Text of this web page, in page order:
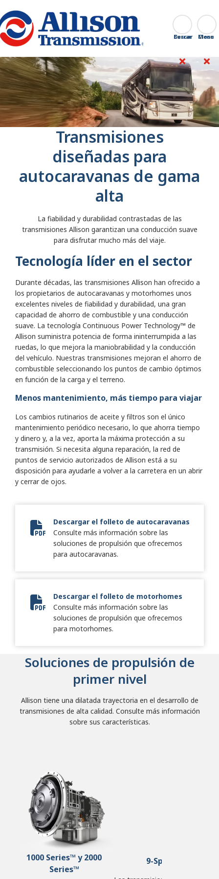
Go Home Buscar
Cerrar
Transmisiones
diseñadas para
autocaravanas de gama
alta
La fiabilidad y durabilidad contrastadas de las
transmisiones Allison garantizan una conducción suave
para disfrutar mucho más del viaje.
Tecnología líder en el sector
Durante décadas, las transmisiones Allison han ofrecido a
los propietarios de autocaravanas y motorhomes unos
excelentes niveles de fiabilidad y durabilidad, una gran
capacidad de ahorro de combustible y una conducción
suave. La tecnología Continuous Power Technology™ de
Allison suministra potencia de forma ininterrumpida a las
ruedas, lo que mejora la maniobrabilidad y la conducción
del vehículo. Nuestras transmisiones mejoran el ahorro de
combustible seleccionando los puntos de cambio óptimos
en función de la carga y el terreno.
Menos mantenimiento, más tiempo para viajar
Los cambios rutinarios de aceite y filtros son el único
mantenimiento periódico necesario, lo que ahorra tiempo
y dinero y, a la vez, aporta la máxima protección a su
transmisión. Si necesita alguna reparación, la red de
puntos de servicio autorizados de Allison está a su
disposición para ayudarle a volver a la carretera en un abrir
y cerrar de ojos.
2024 Truck RV Brochure
Descargar el folleto de autocaravanas
Consulte más información sobre las
soluciones de propulsión que ofrecemos
para autocaravanas.
2024 Motorhome Brochure
Descargar el folleto de motorhomes
Consulte más información sobre las
soluciones de propulsión que ofrecemos
para motorhomes.
Soluciones de propulsión de
primer nivel
Allison tiene una dilatada trayectoria en el desarrollo de
transmisiones de alta calidad. Consulte más información
sobre sus características.
1000 Series™ y 2000
Series™
9-Speed